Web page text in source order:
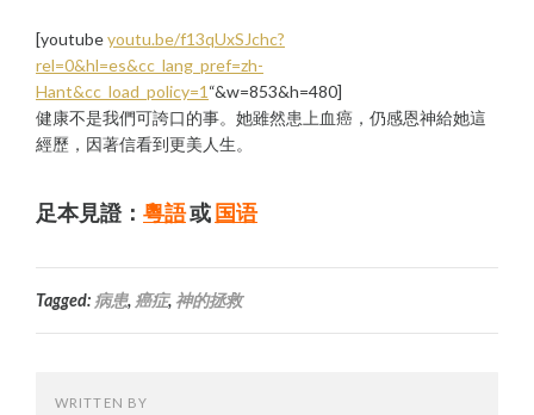
[youtubeyoutu.be/f13qUxSJchc?
rel=0&hl=es&cc_lang_pref=zh-
Hant&cc_load_policy=1 “&w=853&h=480]
健康不是我們可誇口的事。她雖然患上血癌，仍感恩神給她這
經歷，因著信看到更美人生。
足本見證： 粵語或国语
Tagged: 病患, 癌症, 神的拯救
WRITTEN BY